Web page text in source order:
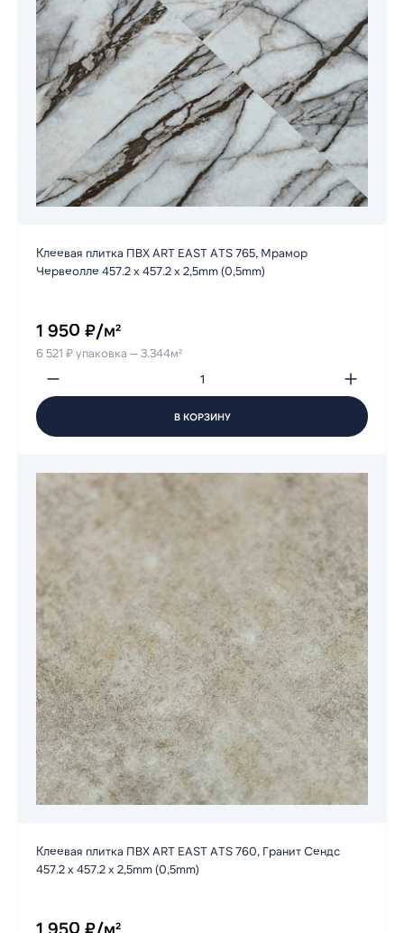
Клеевая плитка ПВХ ART EAST ATS 765, Мрамор
Червеолле 457.2 х 457.2 х 2,5mm (0,5mm)
1 950 ₽/м²
6 521 ₽ упаковка — 3.344м²
В КОРЗИНУ
Клеевая плитка ПВХ ART EAST ATS 760, Гранит Сендс
457.2 х 457.2 х 2,5mm (0,5mm)
1 950 ₽/м²